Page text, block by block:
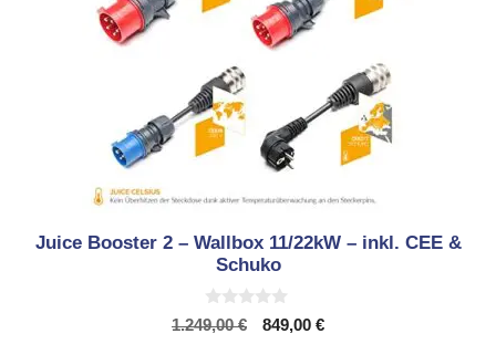
Juice Booster 2 – Wallbox 11/22kW – inkl. CEE &
Schuko
0
v
1.249,00€
Ursprünglicher
849,00 €Aktueller